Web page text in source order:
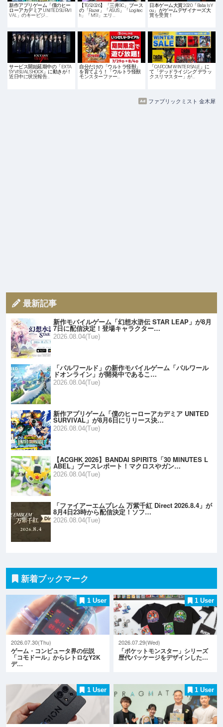
新作アプリゲーム「僕のヒー
ローアカデミア UNITED SURVI
VAL」のキービジ…
【TGS2026】「三井3C」ブース
の「Razer」「ASUS」「Logitec
h」「MSI」エリ…
日本ゲーム大賞 2020「Baba Is Y
ou」がゲームデザイナーズ大
賞を受賞！
サービス開始延期中の「EXTA
SY VISUAL SHOCK」に動きが！
近日中に状況報告…
自分だけの「ウルトラ怪獣」
を育てよう！「ウルトラ怪獣
モンスターファー…
「CAPCOM WINTER SALE」に
て「デッドライジング デラッ
クスリマスター」が…
ファブリックミスト 金木犀
最新記事
新作モバイルゲーム「幻想水滸伝 STAR LEAP」が8月
7日に配信決定！登場キャラクター…
2026.08.04(Tue)
「パルワールド」の新作モバイルゲーム「パルワール
ドオンライン」が開発中であるこ…
2026.08.04(Tue)
新作アプリゲーム「僕のヒーローアカデミア UNITED
SURVIVAL」が8月6日にリリース決…
2026.08.04(Tue)
【ACGHK 2026】BANDAI SPIRITS「30 MINUTES L
ABEL」ブースレポート！マクロスやガン…
2026.08.04(Tue)
「ファイアーエムブレム 万紫千紅 Direct 2026.8.4」が
8月4日23時から配信決定！ソフ…
2026.08.04(Tue)
新着ブックマーク
1 User
2026.07.30(Thu)
ゲーム・コンピュータ界の伝説
「コモドール」からレトロなY2K
デ…
1 User
2026.07.29(Wed)
「ポケットモンスター」シリーズ
歴代パッケージをデザインした…
1 User 1 User